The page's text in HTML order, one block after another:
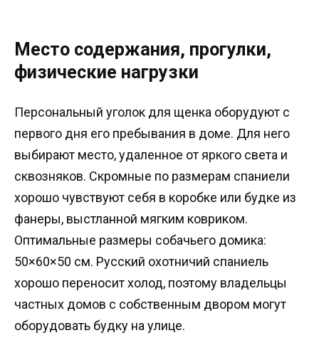
Место содержания, прогулки,
физические нагрузки
Персональный уголок для щенка оборудуют с
первого дня его пребывания в доме. Для него
выбирают место, удаленное от яркого света и
сквозняков. Скромные по размерам спаниели
хорошо чувствуют себя в коробке или будке из
фанеры, выстланной мягким ковриком.
Оптимальные размеры собачьего домика:
50×60×50 см. Русский охотничий спаниель
хорошо переносит холод, поэтому владельцы
частных домов с собственным двором могут
оборудовать будку на улице.